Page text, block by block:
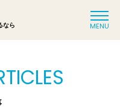
なら